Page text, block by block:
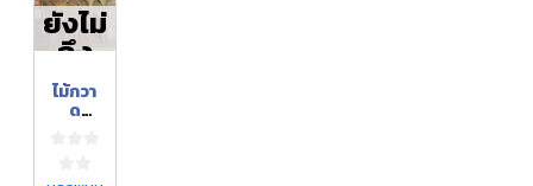
ยังไม่
ถึง
ฤดูกา
ล
ไม้กวา
ด